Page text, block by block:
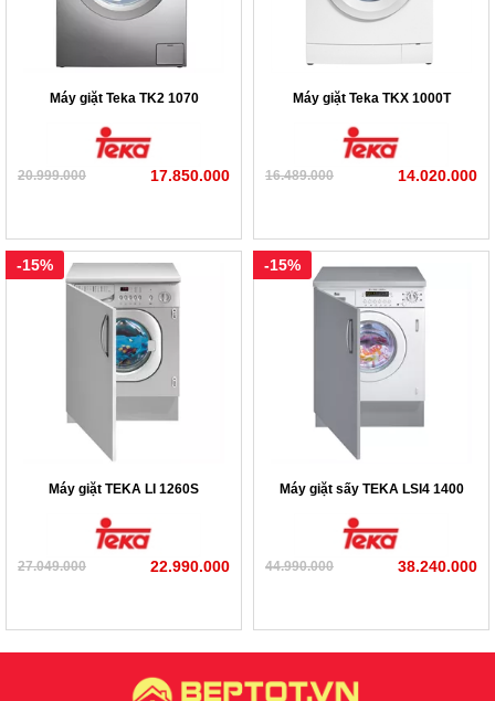
Máy giặt Teka TK2 1070
20.999.000 17.850.000
Máy giặt Teka TKX 1000T
16.489.000 14.020.000
Máy giặt TEKA LI 1260S
27.049.000
-15%
22.990.000
Máy giặt sấy TEKA LSI4 1400
44.990.000
-15%
38.240.000